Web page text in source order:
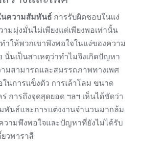
นความสัมพันธ์ การรับผิดชอบในแง่
มมุ่งมั่นไม่เพียงแต่เพียงพอเท่านั้น
ำให้พวกเขาพึงพอใจในแง่ของความ
นั่นเป็นสาเหตุว่าทำไมจึงเกิดปัญหา
มสามารถและสมรรถภาพทางเพศ
นการแข็งตัว การเล้าโลม ขนาด
การถึงจุดสุดยอด ฯลฯ เห็นได้ชัดว่า
พันธ์และการแต่งงานจำนวนมากล้ม
วามพึงพอใจและปัญหาที่ยังไม่ได้รับ
วพาราสี